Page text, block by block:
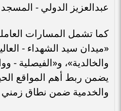
عبدالعزيز الدولي - المسجد
كما تشمل المسارات
«ميدان سيد الشهداء -
والخالدية»، و«الفيصلية -
يضمن ربط أهم المواقع
والخدمية ضمن نطاق